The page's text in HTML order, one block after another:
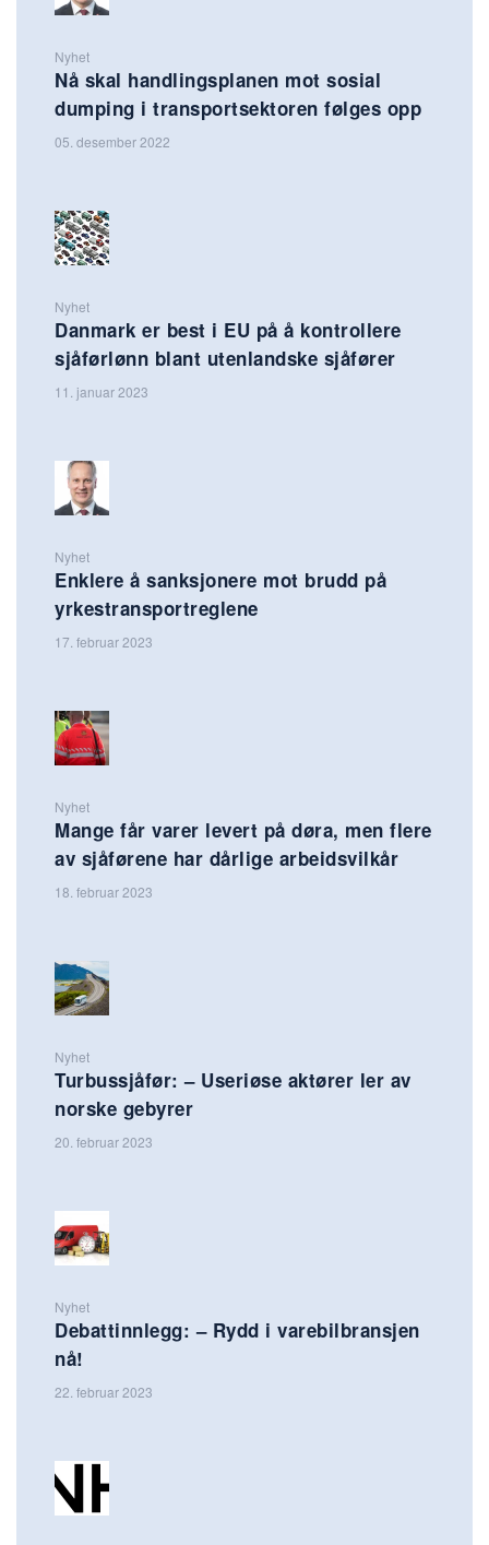
Nyhet
Nå skal handlingsplanen mot sosial
dumping i transportsektoren følges opp
05. desember 2022
Nyhet
Danmark er best i EU på å kontrollere
sjåførlønn blant utenlandske sjåfører
11. januar 2023
Nyhet
Enklere å sanksjonere mot brudd på
yrkestransportreglene
17. februar 2023
Nyhet
Mange får varer levert på døra, men flere
av sjåførene har dårlige arbeidsvilkår
18. februar 2023
Nyhet
Turbussjåfør: – Useriøse aktører ler av
norske gebyrer
20. februar 2023
Nyhet
Debattinnlegg: – Rydd i varebilbransjen
nå!
22. februar 2023